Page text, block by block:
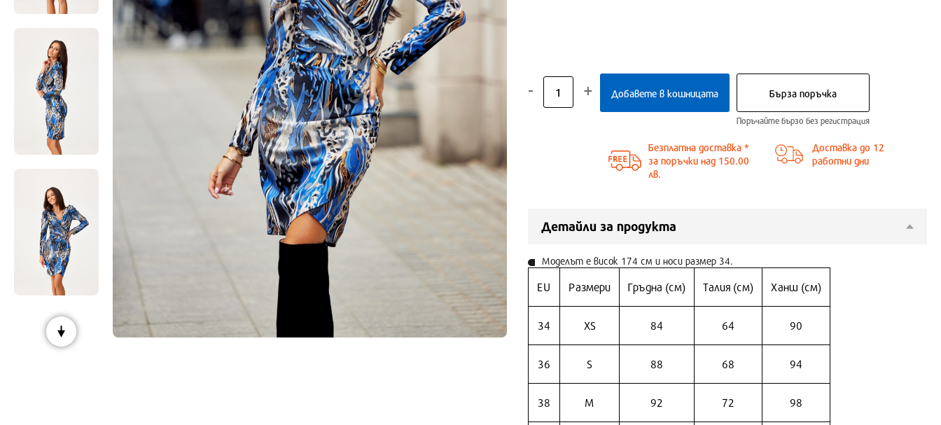
- 1 + Добавете в кошницата Бърза поръчка
Поръчайте бързо без регистрация
Безплатна доставка *
за поръчки над 150.00
лв.
Доставка до 12
работни дни
Детайли за продукта
Моделът е висок 174 см и носи размер 34.
EU Размери Гръдна (см) Талия (см) Ханш (см)
34 XS 84 64 90
36 S 88 68 94
38 M 92 72 98